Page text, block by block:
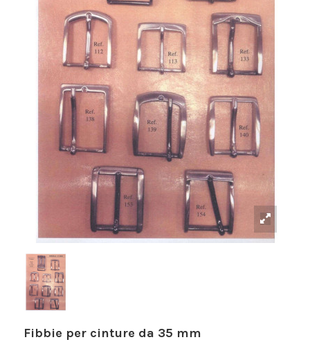
Fibbie per cinture da 35 mm